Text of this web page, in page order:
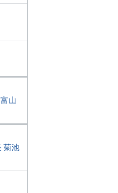
山
菊池